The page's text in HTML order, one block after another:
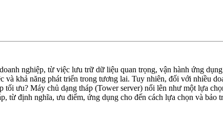
nghiệp, từ việc lưu trữ dữ liệu quan trọng, vận hành ứng
khả năng phát triển trong tương lai. Tuy nhiên, đối với nhiều
tối ưu? Máy chủ dạng tháp (Tower server) nổi lên như một lựa
từ định nghĩa, ưu điểm, ứng dụng cho đến cách lựa chọn và bảo